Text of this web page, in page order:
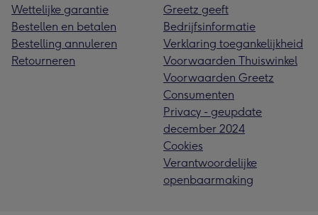
Wettelijke garantie
Bestellen en betalen
Bestelling annuleren
Retourneren
Greetz geeft
Bedrijfsinformatie
Verklaring toegankelijkheid
Voorwaarden Thuiswinkel
Voorwaarden Greetz
Consumenten
Privacy - geupdate
december 2024
Cookies
Verantwoordelijke
openbaarmaking